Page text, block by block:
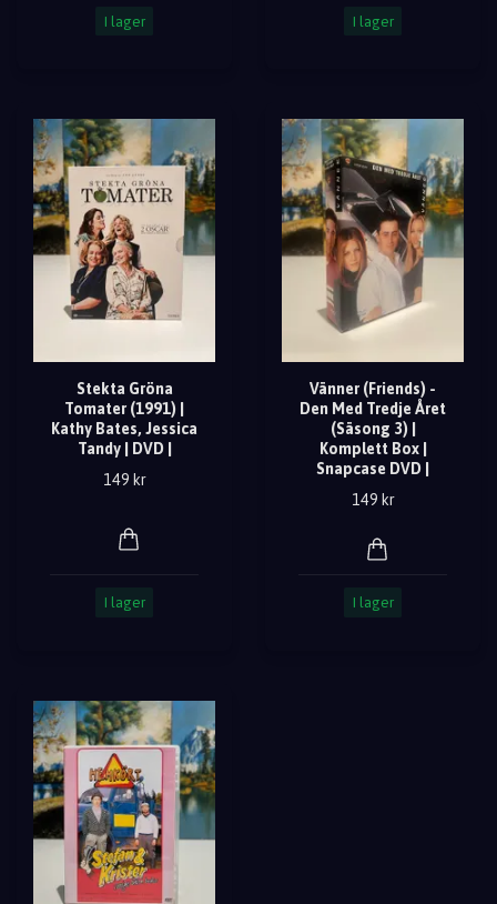
I lager I lager
Stekta Gröna
Tomater (1991) |
Kathy Bates, Jessica
Tandy | DVD |
149 kr
I lager
Vänner (Friends) -
Den Med Tredje Året
(Säsong 3) |
Komplett Box |
Snapcase DVD |
149 kr
I lager